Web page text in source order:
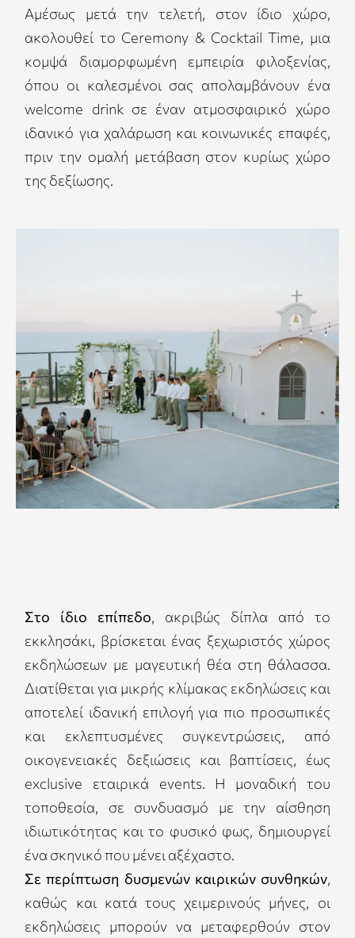
Αμέσως μετά την τελετή, στον ίδιο χώρο,
ακολουθεί το Ceremony & Cocktail Time, μια
κομψά διαμορφωμένη εμπειρία φιλοξενίας,
όπου οι καλεσμένοι σας απολαμβάνουν ένα
welcome drink σε έναν ατμοσφαιρικό χώρο
ιδανικό για χαλάρωση και κοινωνικές επαφές,
πριν την ομαλή μετάβαση στον κυρίως χώρο
της δεξίωσης.
Στο ίδιο επίπεδο, ακριβώς δίπλα από το
εκκλησάκι, βρίσκεται ένας ξεχωριστός χώρος
εκδηλώσεων με μαγευτική θέα στη θάλασσα.
Διατίθεται για μικρής κλίμακας εκδηλώσεις και
αποτελεί ιδανική επιλογή για πιο προσωπικές
και εκλεπτυσμένες συγκεντρώσεις, από
οικογενειακές δεξιώσεις και βαπτίσεις, έως
exclusive εταιρικά events. Η μοναδική του
τοποθεσία, σε συνδυασμό με την αίσθηση
ιδιωτικότητας και το φυσικό φως, δημιουργεί
ένα σκηνικό που μένει αξέχαστο.
Σε περίπτωση δυσμενών καιρικών συνθηκών,
καθώς και κατά τους χειμερινούς μήνες, οι
εκδηλώσεις μπορούν να μεταφερθούν στον